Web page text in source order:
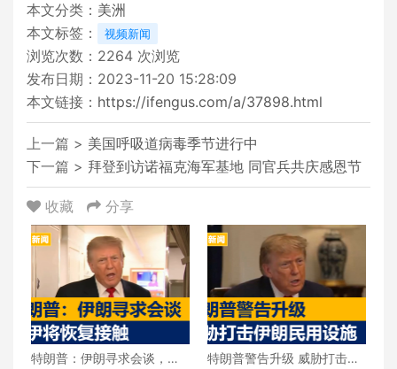
本文分类： 美洲
本文标签：
视频新闻
浏览次数： 2264 次浏览
发布日期：2023-11-20 15:28:09
本文链接： https://ifengus.com/a/37898.html
上一篇 > 美国呼吸道病毒季节进行中
下一篇 > 拜登到访诺福克海军基地 同官兵共庆感恩节
收藏 分享
特朗普：伊朗寻求会谈，美
特朗普警告升级 威胁打击伊